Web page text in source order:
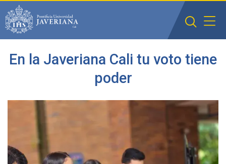
Saltar al contenido principal
En la Javeriana Cali tu voto tiene
poder